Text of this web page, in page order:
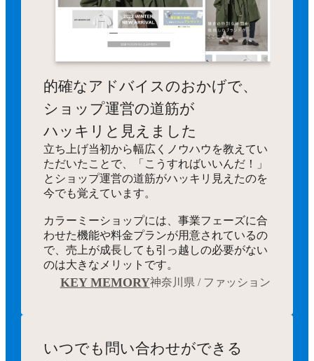
的確なアドバイスのおかげで、
ショップ運営の道筋が
ハッキリと見えました
立ち上げ当初から幅広くノウハウを教えてい
ただいたことで、「こうすればいいんだ！」
とショップ運営の道筋がハッキリ見えたのを
今でも覚えています。
カラーミーショップには、事業フェーズに合
わせた機能や料金プランが用意されているの
で、売上が成長しても引っ越しの必要がない
のは大きなメリットです。
KEY MEMORY神奈川県 / ファッション
いつでも 問い合わせができる